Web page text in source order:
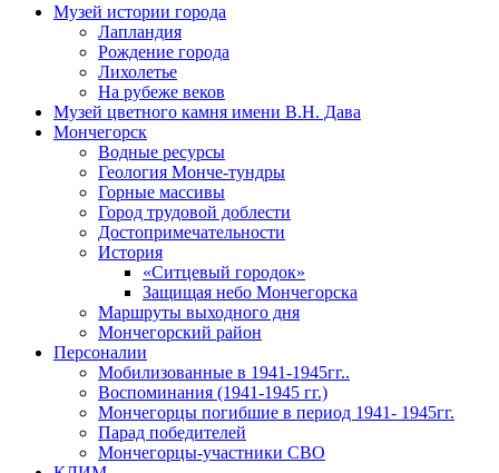
Музей истории города
Лапландия
Рождение города
Лихолетье
На рубеже веков
Музей цветного камня имени В.Н. Дава
Мончегорск
Водные ресурсы
Геология Монче-тундры
Горные массивы
Город трудовой доблести
Достопримечательности
История
«Ситцевый городок»
Защищая небо Мончегорска
Маршруты выходного дня
Мончегорский район
Персоналии
Мобилизованные в 1941-1945гг..
Воспоминания (1941-1945 гг.)
Мончегорцы погибшие в период 1941- 1945гг.
Парад победителей
Мончегорцы-участники СВО